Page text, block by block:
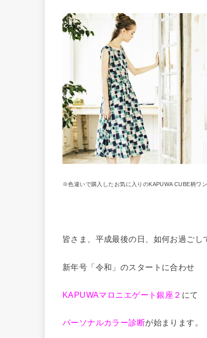
※色違いで購入したお気に入りのKAPUWA CUBE柄ワ
皆さま、平成最後の日、如何お過ごし
新年号「令和」のスタートに合わせ
KAPUWAマロニエゲート銀座２ にて
パーソナルカラー診断が始まります。